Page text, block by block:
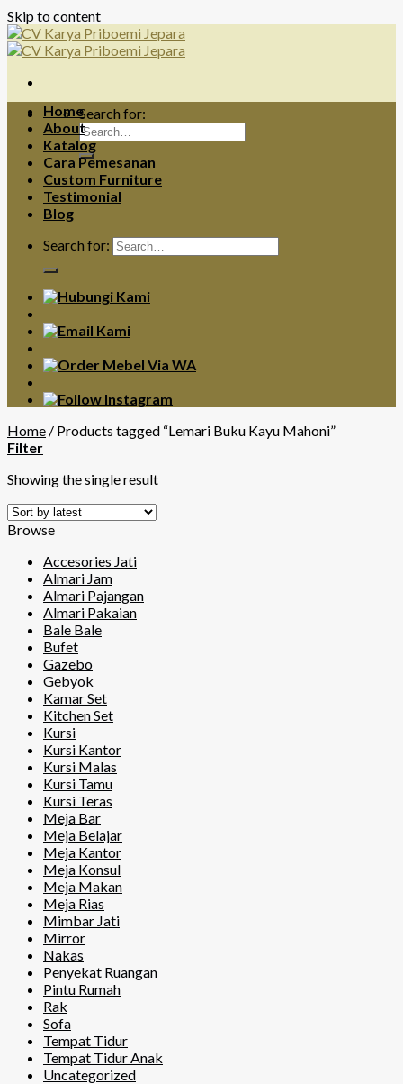
Skip to content
Search for:
Home
About
Katalog
Cara Pemesanan
Custom Furniture
Testimonial
Blog
Search for:
Home / Products tagged “Lemari Buku Kayu Mahoni”
Filter
Showing the single result
Browse
Accesories Jati
Almari Jam
Almari Pajangan
Almari Pakaian
Bale Bale
Bufet
Gazebo
Gebyok
Kamar Set
Kitchen Set
Kursi
Kursi Kantor
Kursi Malas
Kursi Tamu
Kursi Teras
Meja Bar
Meja Belajar
Meja Kantor
Meja Konsul
Meja Makan
Meja Rias
Mimbar Jati
Mirror
Nakas
Penyekat Ruangan
Pintu Rumah
Rak
Sofa
Tempat Tidur
Tempat Tidur Anak
Uncategorized